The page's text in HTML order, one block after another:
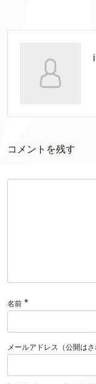
コメントを残す
名前 *
メールアドレス（公開はさ